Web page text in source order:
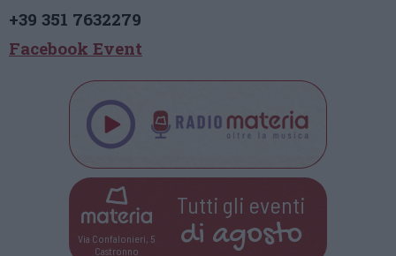
+39 351 7632279
Facebook Event
Via Confalonieri, 5
Castronno
Tutti gli eventi
di agosto